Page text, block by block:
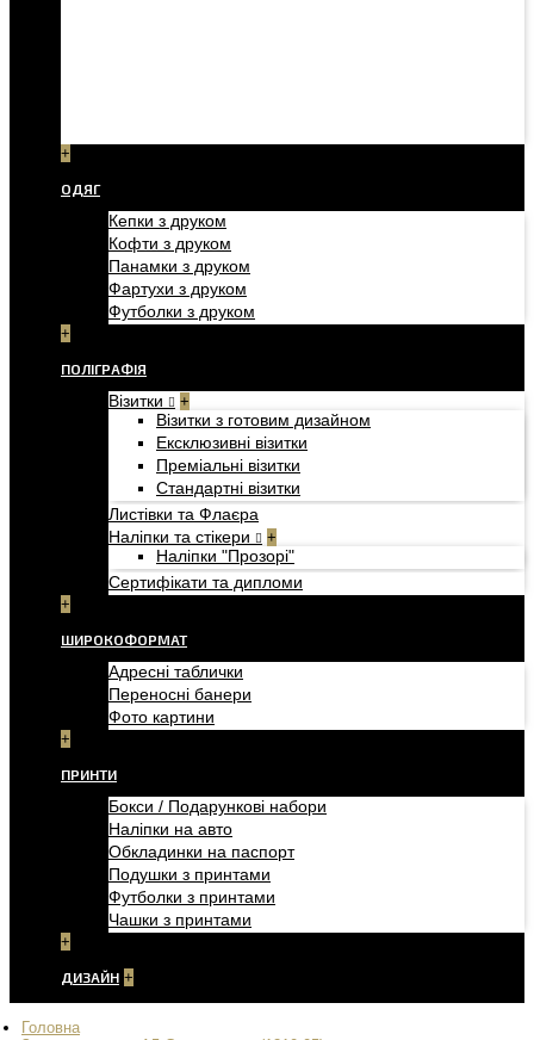
+
ОДЯГ
Кепки з друком
Кофти з друком
Панамки з друком
Фартухи з друком
Футболки з друком
+
ПОЛІГРАФІЯ
Візитки +
Візитки з готовим дизайном
Ексклюзивні візитки
Преміальні візитки
Стандартні візитки
Листівки та Флаєра
Наліпки та стікери
+
Наліпки "Прозорі"
Сертифікати та дипломи
+
ШИРОКОФОРМАТ
Адресні таблички
Переносні банери
Фото картини
+
ПРИНТИ
Бокси / Подарункові набори
Наліпки на авто
Обкладинки на паспорт
Подушки з принтами
Футболки з принтами
Чашки з принтами
+
ДИЗАЙН +
Головна